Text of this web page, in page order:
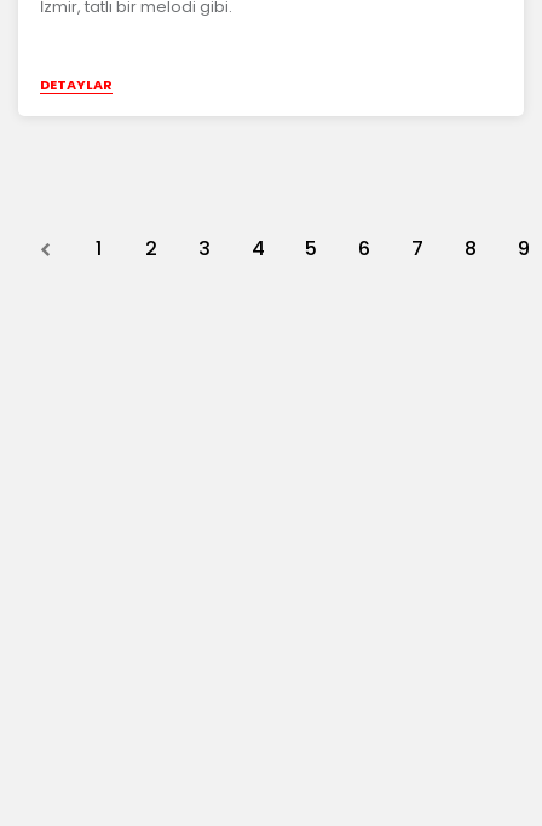
İzmir, tatlı bir melodi gibi.
DETAYLAR
Previous
1 2 3 4 5 6 7 8 9